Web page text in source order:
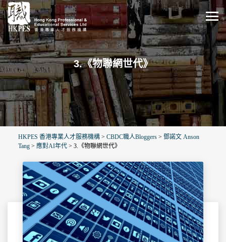
3.《物聯網世代》
HKPES 香港專業人才服務機構 > CBDC職人Bloggers > 鄧諾文 Anson
Tang > 應對AI年代 > 3.《物聯網世代》